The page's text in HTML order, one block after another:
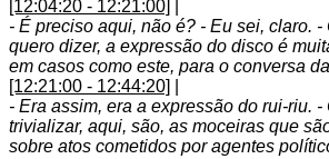
[12:04:20 - 12:21:00]
- É preciso aqui, não é? - Eu sei, claro. -
quero dizer, a expressão do disco é
em casos como este, para o conversa
[12:21:00 - 12:44:20]
- Era assim, era a expressão do rui-riu. -
trivializar, aqui, são, as moceiras que
sobre atos cometidos por agentes